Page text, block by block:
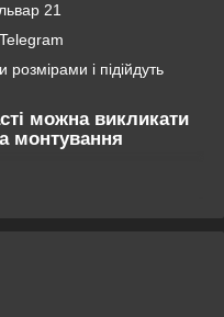
21
і підійдуть
можна викликати
монтування